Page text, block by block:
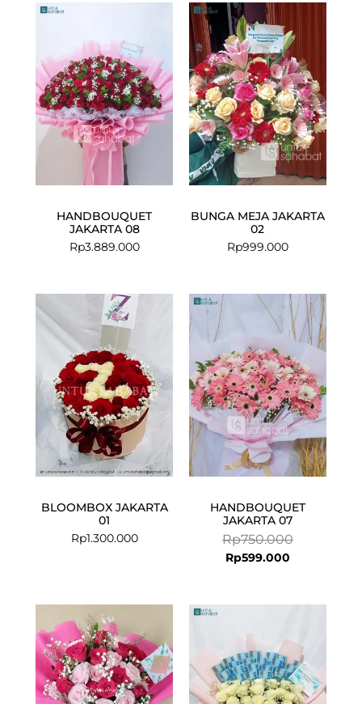
HANDBOUQUET
JAKARTA 08
Rp3.889.000
BUNGA MEJA JAKARTA
02
Rp999.000
BLOOMBOX JAKARTA
01
Rp1.300.000
HANDBOUQUET
JAKARTA 07
Rp750.000
Original
price
was:
Rp750.000.
Rp599.000
Current
price
is:
Rp599.000.